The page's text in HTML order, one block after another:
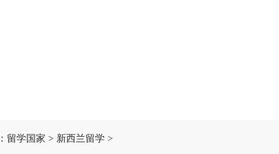
留学国家 > 新西兰留学 >